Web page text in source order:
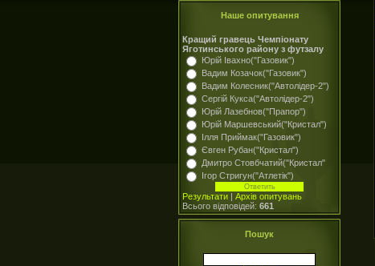
Наше опитування
Кращий гравець Чемпіонату
Яготинського району з футзалу
Юрій Івахно("Газовик")
Вадим Козачок("Газовик")
Вадим Колесник("Автолідер-2")
Сергій Кукса("Автолідер-2")
Юрій Лазебнов("Прапор")
Юрій Маршевський("Кристал")
Ілля Приймак("Газовик")
Євген Рубан("Кристал")
Дмитро Стовбчатий("Кристал"
Ігор Стригун("Атлетік")
Результати | Архів опитувань
Всього відповідей: 661
Пошук